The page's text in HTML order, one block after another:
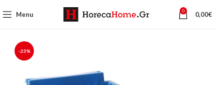
Menu 0 0,00€
-23%